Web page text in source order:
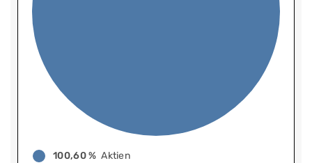
100,60 % Aktien